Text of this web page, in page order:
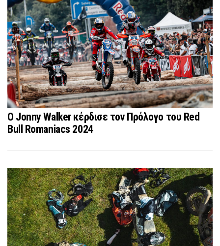
O Jonny Walker κέρδισε τον Πρόλογο του Red
Bull Romaniacs 2024